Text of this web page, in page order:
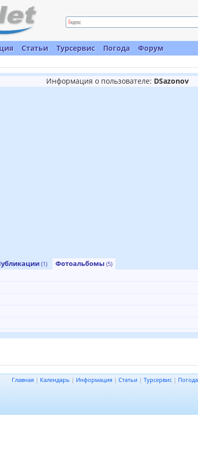
Статьи Турсервис Погода Форум
Информация о пользователе: DSazonov
(1) Фотоальбомы (5)
Главная | Календарь | Информация | Статьи | Турсервис | Погода